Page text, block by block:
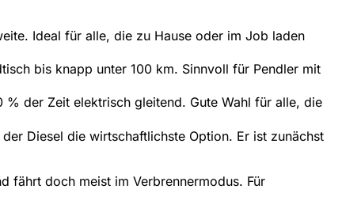
Ideal für alle, die zu Hause oder im Job laden
bis knapp unter 100 km. Sinnvoll für Pendler mit
der Zeit elektrisch gleitend. Gute Wahl für alle, die
Diesel die wirtschaftlichste Option. Er ist zunächst
fährt doch meist im Verbrennermodus. Für